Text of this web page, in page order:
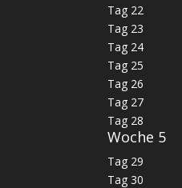
Tag 22
Tag 23
Tag 24
Tag 25
Tag 26
Tag 27
Tag 28
Woche 5
Tag 29
Tag 30